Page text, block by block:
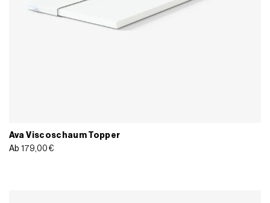
Ava Viscoschaum Topper
Ab 179,00 €